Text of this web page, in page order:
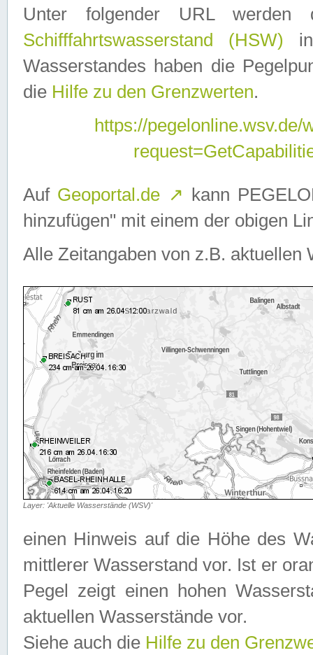
Unter folgender URL
Schifffahrtswasserstand (HSW)
Wasserstandes haben die
die Hilfe zu den Grenzwerten.
https://
Auf Geoportal.de ↗ kann
hinzufügen" mit einem der obigen
Alle Zeitangaben von z.B. aktuellen
Layer: 'Aktuelle Wasserstände (WSV)'
einen Hinweis auf die Höhe des
mittlerer Wasserstand vor. Ist er
Pegel zeigt einen hohen
aktuellen Wasserstände vor.
Siehe auch die Hilfe zu den